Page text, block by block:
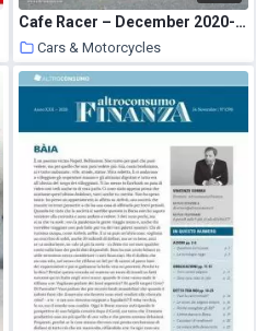
Cafe Racer – December 2020-January 2021
Cars & Motorcycles
16 December 2020